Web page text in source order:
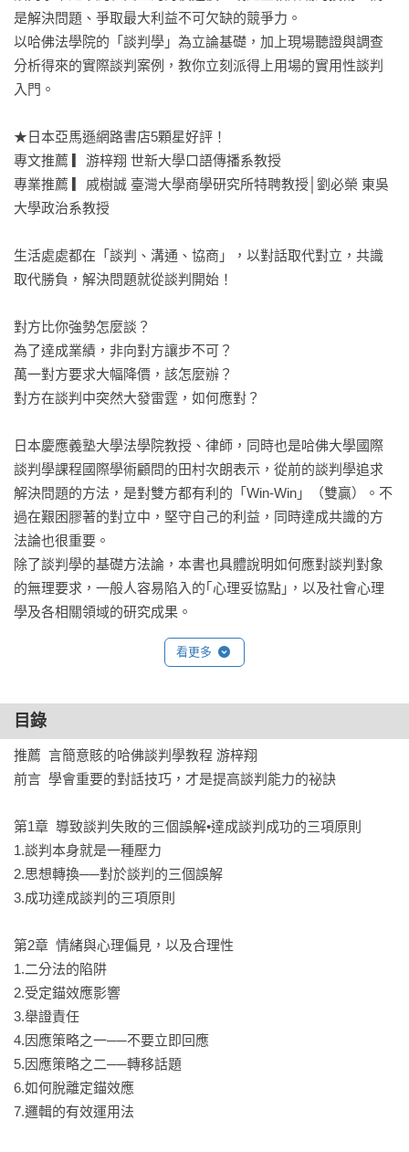
是解決問題、爭取最大利益不可欠缺的競爭力。
以哈佛法學院的「談判學」為立論基礎，加上現場聽證與調查
分析得來的實際談判案例，教你立刻派得上用場的實用性談判
入門。
★日本亞馬遜網路書店5顆星好評！
專文推薦 ▎游梓翔 世新大學口語傳播系教授
專業推薦 ▎戚樹誠 臺灣大學商學研究所特聘教授│劉必榮 東吳
大學政治系教授
生活處處都在「談判、溝通、協商」，以對話取代對立，共識
取代勝負，解決問題就從談判開始！
對方比你強勢怎麼談？
為了達成業績，非向對方讓步不可？
萬一對方要求大幅降價，該怎麼辦？
對方在談判中突然大發雷霆，如何應對？
日本慶應義塾大學法學院教授、律師，同時也是哈佛大學國際
談判學課程國際學術顧問的田村次朗表示，從前的談判學追求
解決問題的方法，是對雙方都有利的「Win-Win」（雙贏）。不
過在艱困膠著的對立中，堅守自己的利益，同時達成共識的方
法論也很重要。
除了談判學的基礎方法論，本書也具體說明如何應對談判對象
的無理要求，一般人容易陷入的｢心理妥協點｣，以及社會心理
學及各相關領域的研究成果。
具備結合具建設性的共識能力，也就是所謂的談判能力，才是
你我在全球化社會中生存的必要條件。
關於「談判」的必知重點：
‧了解談判的三個誤解及三項成功原則
‧面對高壓攻勢談判的三個重點
‧五階段的事前準備
內文架構：
第1章
了解「導致談判失敗的三個誤解」及「成功達成談判的三項原
第2章
如何避免掉入二分法的陷阱、共識的偏誤，及擺脫定錨效應的
影響。
第3章
了解高壓攻勢的陷阱、固定模式的談判風格到其破解方式。
看更多
目錄
推薦  言簡意賅的哈佛談判學教程 游梓翔
前言  學會重要的對話技巧，才是提高談判能力的祕訣
第1章  導致談判失敗的三個誤解•達成談判成功的三項原則
1.談判本身就是一種壓力
2.思想轉換──對於談判的三個誤解
3.成功達成談判的三項原則
第2章  情緒與心理偏見，以及合理性
1.二分法的陷阱
2.受定錨效應影響
3.舉證責任
4.因應策略之一──不要立即回應
5.因應策略之二──轉移話題
6.如何脫離定錨效應
7.邏輯的有效運用法